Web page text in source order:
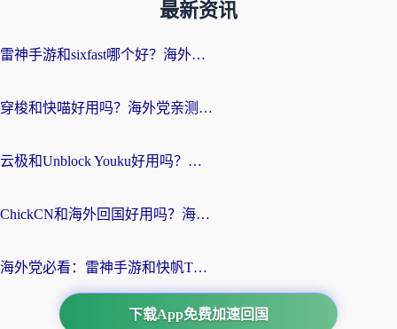
最新资讯
雷神手游和sixfast哪个好？海外党亲测3款回国加速器，教你选对不踩坑
穿梭和快喵好用吗？海外党亲测：小众加速器对比+番茄加速器深度体验
云极和Unblock Youku好用吗？海外党亲测+2026回国加速器避坑指南
ChickCN和海外回国好用吗？海外党2026亲测：从手游到影音，选对加速器的3个关键
海外党必看：雷神手游和快帆TV版好用吗？3步选对回国加速器不踩坑
下载App免费加速回国